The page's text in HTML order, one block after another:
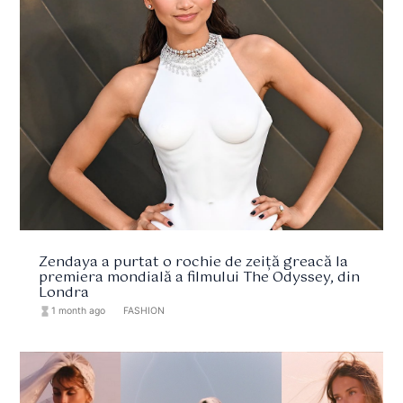
Zendaya a purtat o rochie de zeiță greacă la
premiera mondială a filmului The Odyssey, din
Londra
hourglass_full 1 month ago FASHION